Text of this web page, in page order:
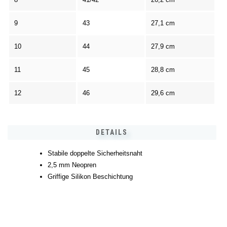
9 43 27,1 cm
10 44 27,9 cm
11 45 28,8 cm
12 46 29,6 cm
DETAILS
Stabile doppelte Sicherheitsnaht
2,5 mm Neopren
Griffige Silikon Beschichtung